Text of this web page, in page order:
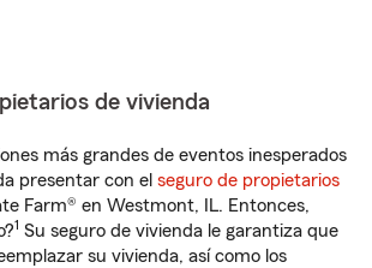
de vivienda
más grandes de eventos inesperados
presentar con el seguro de propietarios
Farm® en Westmont, IL. Entonces,
1 Su seguro de vivienda le garantiza que
su vivienda, así como los